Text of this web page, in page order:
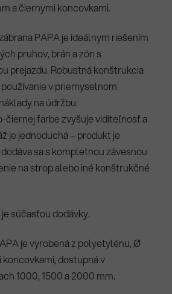
a čiernymi koncovkami.
PAPA je ideálnym riešením
pruhov, brán a zón s
prejazdu. Robustná konštrukcia
v priemyselnom
na údržbu.
čiernej farbe zvyšuje viditeľnosť a
je jednoduchá – produkt je
sa s kompletnou závesnou
na strop alebo iné konštrukčné
súčasťou dodávky.
je vyrobená z polyetylénu, Ø
koncovkami, dostupná v
1000, 1500 a 2000 mm.